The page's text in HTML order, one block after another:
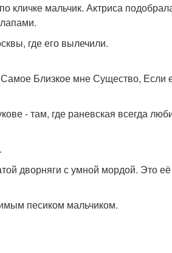
кличке мальчик. Актриса
где его вылечили.
Близкое мне Существо, Если
- там, где раневская всегда
дворняги с умной мордой. Это её
песиком мальчиком.